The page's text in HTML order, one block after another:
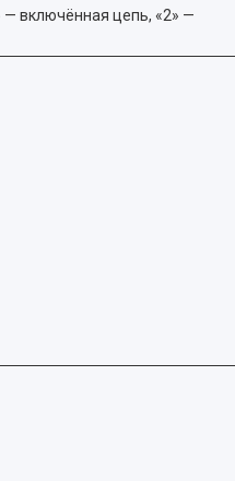
— включённая цепь, «2» —